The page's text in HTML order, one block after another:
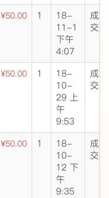
¥50.00 1
18-
11-1
下午
4:07
成
交
¥50.00 1
18-
10-
29 上
午
9:53
成
交
¥50.00 1
18-
10-
12 下
午
9:35
成
交